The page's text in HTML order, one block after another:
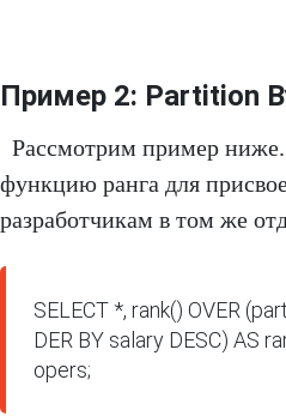
Пример 2: Partition
Рассмотрим пример
функцию ранга для
разработчикам в том же
SELECT *, rank() OVER
DER BY salary DESC) AS
opers;